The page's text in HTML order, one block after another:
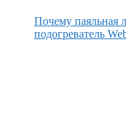
Почему паяльная
подогреватель